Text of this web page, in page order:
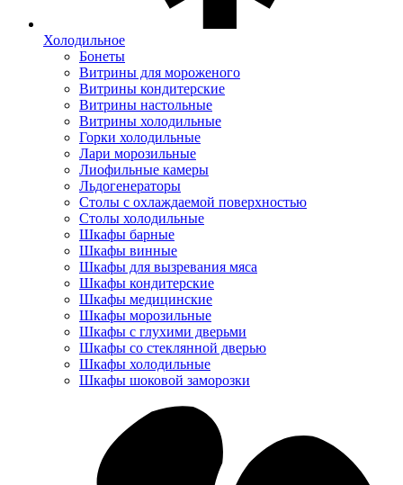
Холодильное
Бонеты
Витрины для мороженого
Витрины кондитерские
Витрины настольные
Витрины холодильные
Горки холодильные
Лари морозильные
Лиофильные камеры
Льдогенераторы
Столы с охлаждаемой поверхностью
Столы холодильные
Шкафы барные
Шкафы винные
Шкафы для вызревания мяса
Шкафы кондитерские
Шкафы медицинские
Шкафы морозильные
Шкафы с глухими дверьми
Шкафы со стеклянной дверью
Шкафы холодильные
Шкафы шоковой заморозки